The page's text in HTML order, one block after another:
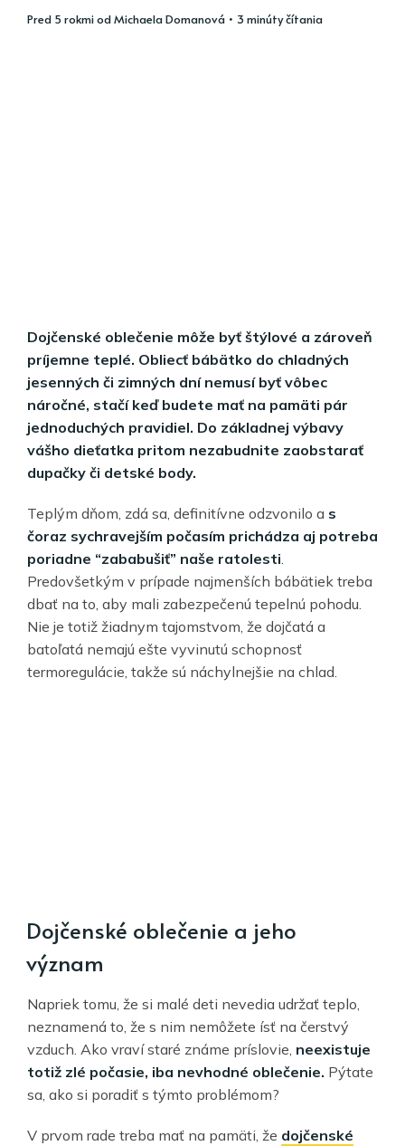
pred 5 rokmiodMichaela Domanová • 3 minúty čítania
Dojčenské oblečenie môže byť štýlové a zároveň
príjemne teplé. Obliecť bábätko do chladných
jesenných či zimných dní nemusí byť vôbec
náročné, stačí keď budete mať na pamäti pár
jednoduchých pravidiel. Do základnej výbavy
vášho dieťatka pritom nezabudnite zaobstarať
dupačky či detské body.
Teplým dňom, zdá sa, definitívne odzvonilo a s
čoraz sychravejším počasím prichádza aj potreba
poriadne “zababušiť” naše ratolesti.
Predovšetkým v prípade najmenších bábätiek treba
dbať na to, aby mali zabezpečenú tepelnú pohodu.
Nie je totiž žiadnym tajomstvom, že dojčatá a
batoľatá nemajú ešte vyvinutú schopnosť
termoregulácie, takže sú náchylnejšie na chlad.
Dojčenské oblečenie a jeho
význam
Napriek tomu, že si malé deti nevedia udržať teplo,
neznamená to, že s nim nemôžete ísť na čerstvý
vzduch. Ako vraví staré známe príslovie, neexistuje
totiž zlé počasie, iba nevhodné oblečenie. Pýtate
sa, ako si poradiť s týmto problémom?
V prvom rade treba mať na pamäti, že dojčenské